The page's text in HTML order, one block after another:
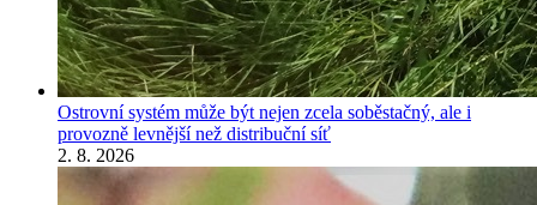
Ostrovní systém může být nejen zcela soběstačný, ale i
provozně levnější než distribuční síť
2. 8. 2026